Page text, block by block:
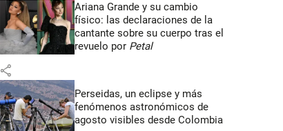
Ariana Grande y su cambio
físico: las declaraciones de la
cantante sobre su cuerpo tras el
revuelo por Petal
share
Perseidas, un eclipse y más
fenómenos astronómicos de
agosto visibles desde Colombia